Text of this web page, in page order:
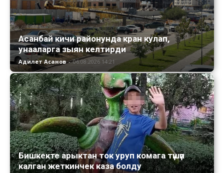
Асанбай кичи районунда кран кулап,
унааларга зыян келтирди
Адилет Асанов - 06.08.2026 14:21
Бишкекте арыктан ток уруп комага түшүп
калган жеткинчек каза болду